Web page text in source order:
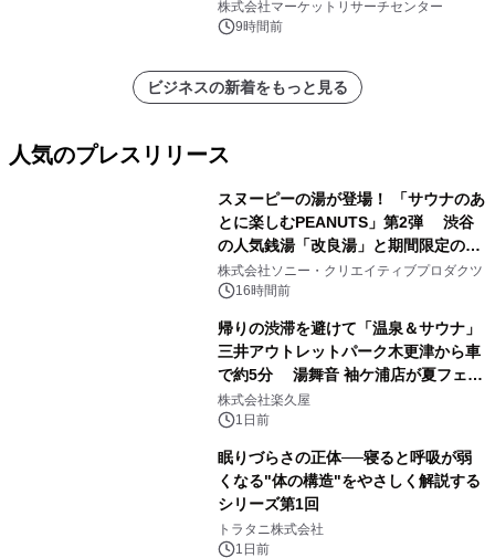
プリーツフィルターバッグ、その
他）・分析レポートを発表
株式会社マーケットリサーチセンター
9時間前
ビジネスの新着をもっと見る
人気のプレスリリース
スヌーピーの湯が登場！ 「サウナのあ
とに楽しむPEANUTS」第2弾 渋谷
の人気銭湯「改良湯」と期間限定のコ
ラボレーション サウナイキタイコラ
ボグッズも発売決定！
株式会社ソニー・クリエイティブプロダクツ
16時間前
帰りの渋滞を避けて「温泉＆サウナ」
三井アウトレットパーク木更津から車
で約5分 湯舞音 袖ケ浦店が夏フェア
メニューを提供
株式会社楽久屋
1日前
眠りづらさの正体──寝ると呼吸が弱
くなる"体の構造"をやさしく解説する
シリーズ第1回
トラタニ株式会社
1日前